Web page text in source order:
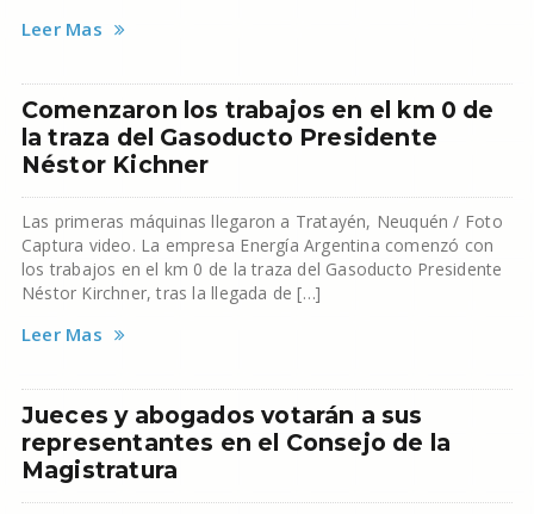
Leer Mas
Comenzaron los trabajos en el km 0 de
la traza del Gasoducto Presidente
Néstor Kichner
Las primeras máquinas llegaron a Tratayén, Neuquén / Foto
Captura video. La empresa Energía Argentina comenzó con
los trabajos en el km 0 de la traza del Gasoducto Presidente
Néstor Kirchner, tras la llegada de […]
Leer Mas
Jueces y abogados votarán a sus
representantes en el Consejo de la
Magistratura